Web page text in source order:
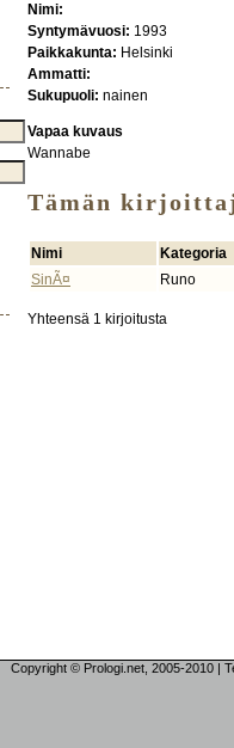
Nimi:
Syntymävuosi: 1993
Paikkakunta: Helsinki
Ammatti:
Sukupuoli: nainen
Vapaa kuvaus
Wannabe
Tämän
Nimi
Kategoria
SinÃ¤
Runo
Yhteensä 1 kirjoitusta
Copyright © Prologi.net, 2005-2010 |